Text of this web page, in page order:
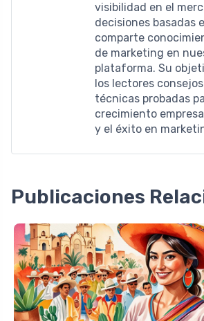
visibilidad en el
decisiones basadas
comparte
de marketing en
plataforma. Su
los lectores
técnicas probadas
crecimiento
y el éxito en
Publicaciones